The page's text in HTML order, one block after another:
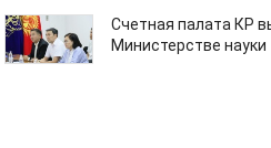
Счетная палата КР
Министерстве науки